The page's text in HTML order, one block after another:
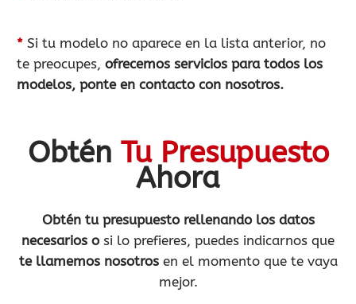
* Si tu modelo no aparece en la lista anterior, no
te preocupes, ofrecemos servicios para todos los
modelos, ponte en contacto con nosotros.
Obtén Tu Presupuesto
Ahora
Obtén tu presupuesto rellenando los datos
necesarios osi lo prefieres, puedes indicarnos que
te llamemos nosotrosen el momento que te vaya
mejor.